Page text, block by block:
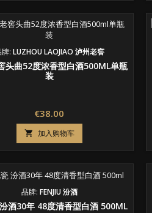
: LUZHOU LAOJIAO 泸州老窖
头曲52度浓香型白酒500ML单瓶
装
价
格
€38.00
 加入购物车
品牌: FENJIU 汾酒
酒30年 48度清香型白酒 500ML